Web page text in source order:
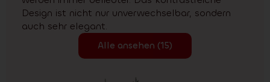
Design ist nicht nur unverwechselbar, sondern
auch sehr elegant.
Alle ansehen (15)